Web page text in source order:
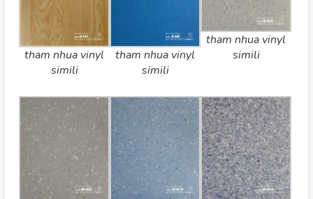
tham nhua vinyl
simili
tham nhua vinyl
simili
tham nhua vinyl
simili